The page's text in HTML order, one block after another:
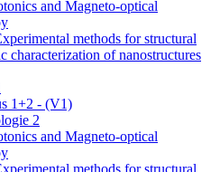
and Magneto-optical
methods for structural
characterization of nanostructures
1+2 - (V1)
2
and Magneto-optical
methods for structural